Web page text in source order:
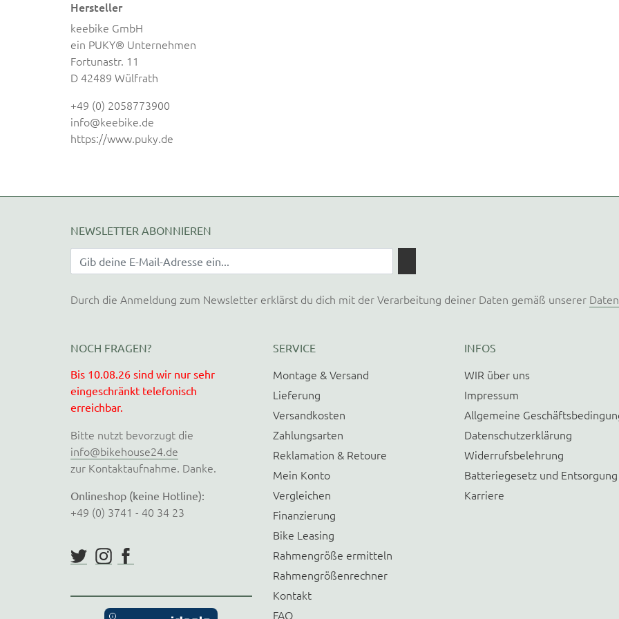
Hersteller
keebike GmbH
ein PUKY® Unternehmen
Fortunastr. 11
D 42489 Wülfrath
+49 (0) 2058773900
info@keebike.de
https://www.puky.de
NEWSLETTER ABONNIEREN
Durch die Anmeldung zum Newsletter erklärst du dich mit der Verarbeitung deiner Daten gemäß unserer
NOCH FRAGEN?
Bis 10.08.26 sind wir nur sehr
eingeschränkt telefonisch
erreichbar.
Bitte nutzt bevorzugt die
info@bikehouse24.de
zur Kontaktaufnahme. Danke.
Onlineshop (keine Hotline):
+49 (0) 3741 - 40 34 23
SERVICE
Montage & Versand
Lieferung
Versandkosten
Zahlungsarten
Reklamation & Retoure
Mein Konto
Vergleichen
Finanzierung
Bike Leasing
Rahmengröße ermitteln
Rahmengrößenrechner
Kontakt
FAQ
INFOS
WIR über uns
Impressum
Allgemeine
Datenschutzerklärung
Widerrufsbelehrung
Batteriegesetz und Entsorgung
Karriere